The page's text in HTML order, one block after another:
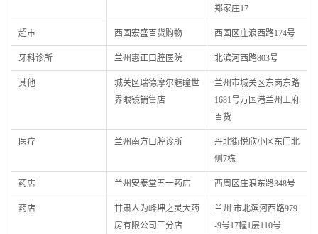
郑家庄17
超市 西固宏盛百货购物 西固区庄浪西路174号
牙科诊所 兰州惠正口腔医院 北滨河西路803号
其他
城关区瑞德摩尔魅瞳世
界眼镜销售店
兰州市城关区东岗东路
1681号万国港兰州王府
百货
医疗 兰州南方口腔诊所
丹北街悦欣小区东门北
侧7栋
药店 兰州安泰堂五一药店 西周区庄浪东路348号
药店
甘肃人为峰坤之灵大药
房有限公司三分店
兰州 市北滨河西路979
-9号17幢1层110号